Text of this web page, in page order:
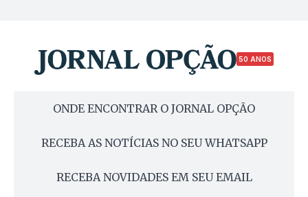
50 ANOS
ONDE ENCONTRAR O JORNAL OPÇÃO
RECEBA AS NOTÍCIAS NO SEU WHATSAPP
RECEBA NOVIDADES EM SEU EMAIL